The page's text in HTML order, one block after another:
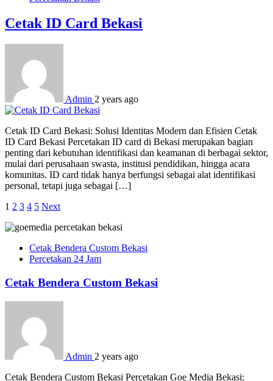
Cetak ID Card Bekasi
Admin 2 years ago
Cetak ID Card Bekasi: Solusi Identitas Modern dan Efisien Cetak
ID Card Bekasi Percetakan ID card di Bekasi merupakan bagian
penting dari kebutuhan identifikasi dan keamanan di berbagai sektor,
mulai dari perusahaan swasta, institusi pendidikan, hingga acara
komunitas. ID card tidak hanya berfungsi sebagai alat identifikasi
personal, tetapi juga sebagai […]
Posts
pagination
1 2 3 4 5 Next
Cetak Bendera Custom Bekasi
Percetakan 24 Jam
Cetak Bendera Custom Bekasi
Admin 2 years ago
Cetak Bendera Custom Bekasi Percetakan Goe Media Bekasi: